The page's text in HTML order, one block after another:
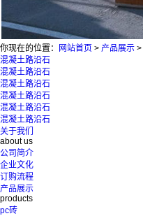
你现在的位置： 网站首页 > 产品展示 >
混凝土路沿石
混凝土路沿石
混凝土路沿石
混凝土路沿石
混凝土路沿石
混凝土路沿石
关于我们
about us
公司简介
企业文化
订购流程
产品展示
products
pc砖